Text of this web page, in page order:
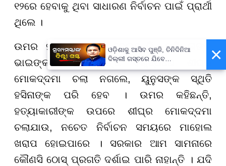
୧୨ରେ ହେବାକୁ ଥିବା ସାଧାରଣ ନିର୍ବାଚନ ପାଇଁ ପ୍ରାର୍ଥୀ
ଥିଲେ ।
ଉମର ହାଦି ଚେତାବନୀ ଦେଇଛନ୍ତି, ଯଦି ତାଙ୍କ
ଭାଇଙ୍କ ହତ୍ୟାକାରୀଙ୍କ ବିରୁଦ୍ଧରେ ଶୀଘ୍ର
ମୋକଦ୍ଦମା ଚଲା ନଗଲେ, ୟୁନୁସଙ୍କ ସ୍ଥିତି
ହସିନାଙ୍କ ପରି ହେବ । ଉମର କହିଛନ୍ତି,
ହତ୍ୟାକାରୀଙ୍କ ଉପରେ ଶୀଘ୍ର ମୋକଦ୍ଦମା
ଚଲାଯାଉ, ନଚେତ ନିର୍ବାଚନ ସମୟରେ ମାହୋଲ
ଖରାପ ହୋଇପାରେ । ସରକାର ଆମ ସାମନାରେ
କୌଣସି ଠୋସ୍ ପ୍ରଗତି ଦର୍ଶାଇ ପାରି ନାହାନ୍ତି । ଯଦି
×
ଓଡ଼ିଶାକୁ ଆସିବ ପୁଞ୍ଜି, ତିନିଦିନିଆ
ଦିଲ୍ଲୀ ଗସ୍ତରେ ଯିବେ
ମୁଖ୍ୟମନ୍ତ୍ରୀ ମୋହନ ମାଝୀ